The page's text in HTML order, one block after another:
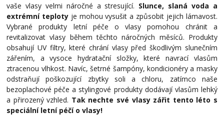
vaše vlasy velmi náročné a stresující. Slunce, slaná voda a
extrémní teploty je mohou vysušit a způsobit jejich lámavost.
Vybrané produkty letní péče o vlasy pomohou chránit a
revitalizovat vlasy během těchto náročných měsíců. Produkty
obsahují UV filtry, které chrání vlasy před škodlivým slunečním
zářením, a vysoce hydratační složky, které navrací vlasům
ztracenou vlhkost. Navíc, šetrné šampóny, kondicionéry a masky
odstraňují poškozující zbytky soli a chloru, zatímco naše
bezoplachové péče a stylingové produkty dodávají vlasům lehký
a přirozený vzhled. Tak nechte své vlasy zářit tento léto s
speciální letní péčí o vlasy!